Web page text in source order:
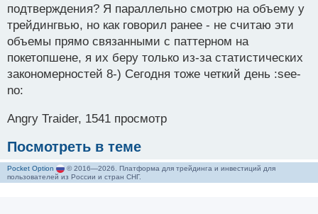
подтверждения? Я параллельно смотрю на объему у
трейдингвью, но как говорил ранее - не считаю эти
объемы прямо связанными с паттерном на
покетопшене, я их беру только из-за статистических
закономерностей 8-) Сегодня тоже четкий день :see-
no:
Angry Traider, 1541 просмотр
Посмотреть в теме
Pocket Option
© 2016—2026. Платформа для трейдинга и инвестиций для
пользователей из России и стран СНГ.